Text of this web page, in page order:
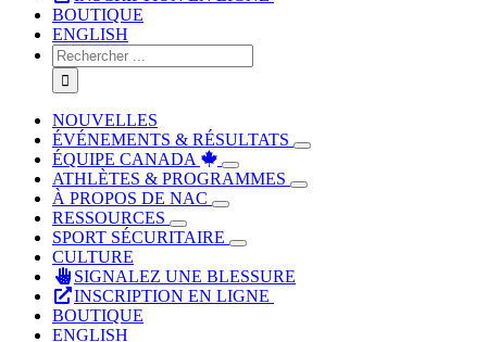
BOUTIQUE
ENGLISH
Rechercher
:
NOUVELLES
ÉVÉNEMENTS & RÉSULTATS
ÉQUIPE CANADA
ATHLÈTES & PROGRAMMES
À PROPOS DE NAC
RESSOURCES
SPORT SÉCURITAIRE
CULTURE
SIGNALEZ UNE BLESSURE
INSCRIPTION EN LIGNE
BOUTIQUE
ENGLISH